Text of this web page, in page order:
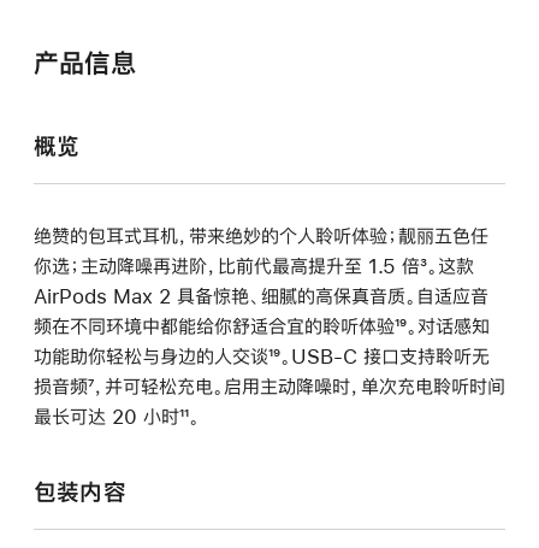
产品信息
概览
绝赞的包耳式耳机，带来绝妙的个人聆听体验；靓丽五色任
你选；主动降噪再进阶，比前代最高提升至 1.5 倍脚
注
³。这款
AirPods Max 2 具备惊艳、细腻的高保真音质。自适应音
频在不同环境中都能给你舒适合宜的聆听体验脚
注
¹⁹。对话感知
功能助你轻松与身边的人交谈脚
注
¹⁹。USB-C 接口支持聆听无
损音频脚
注
⁷，并可轻松充电。启用主动降噪时，单次充电聆听时间
最长可达 20 小时脚
¹¹。
包装内容